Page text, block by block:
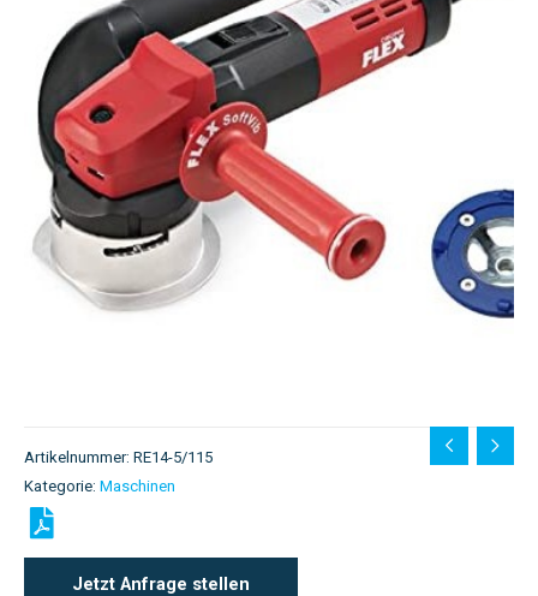
Artikelnummer: RE14-5/115
Kategorie: Maschinen
Jetzt Anfrage stellen